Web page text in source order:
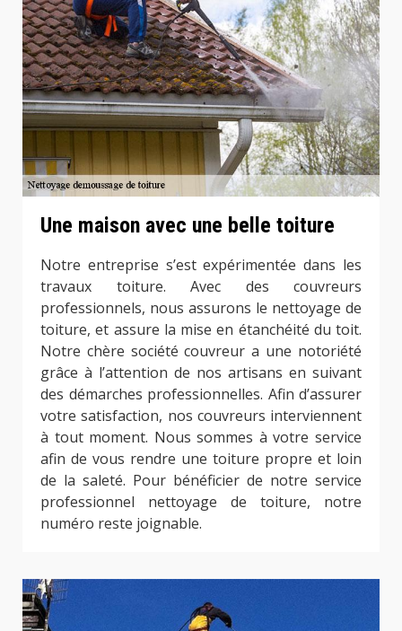
Une maison avec une belle toiture
Notre entreprise s’est expérimentée dans les
travaux toiture. Avec des couvreurs
professionnels, nous assurons le nettoyage de
toiture, et assure la mise en étanchéité du toit.
Notre chère société couvreur a une notoriété
grâce à l’attention de nos artisans en suivant
des démarches professionnelles. Afin d’assurer
votre satisfaction, nos couvreurs interviennent
à tout moment. Nous sommes à votre service
afin de vous rendre une toiture propre et loin
de la saleté. Pour bénéficier de notre service
professionnel nettoyage de toiture, notre
numéro reste joignable.